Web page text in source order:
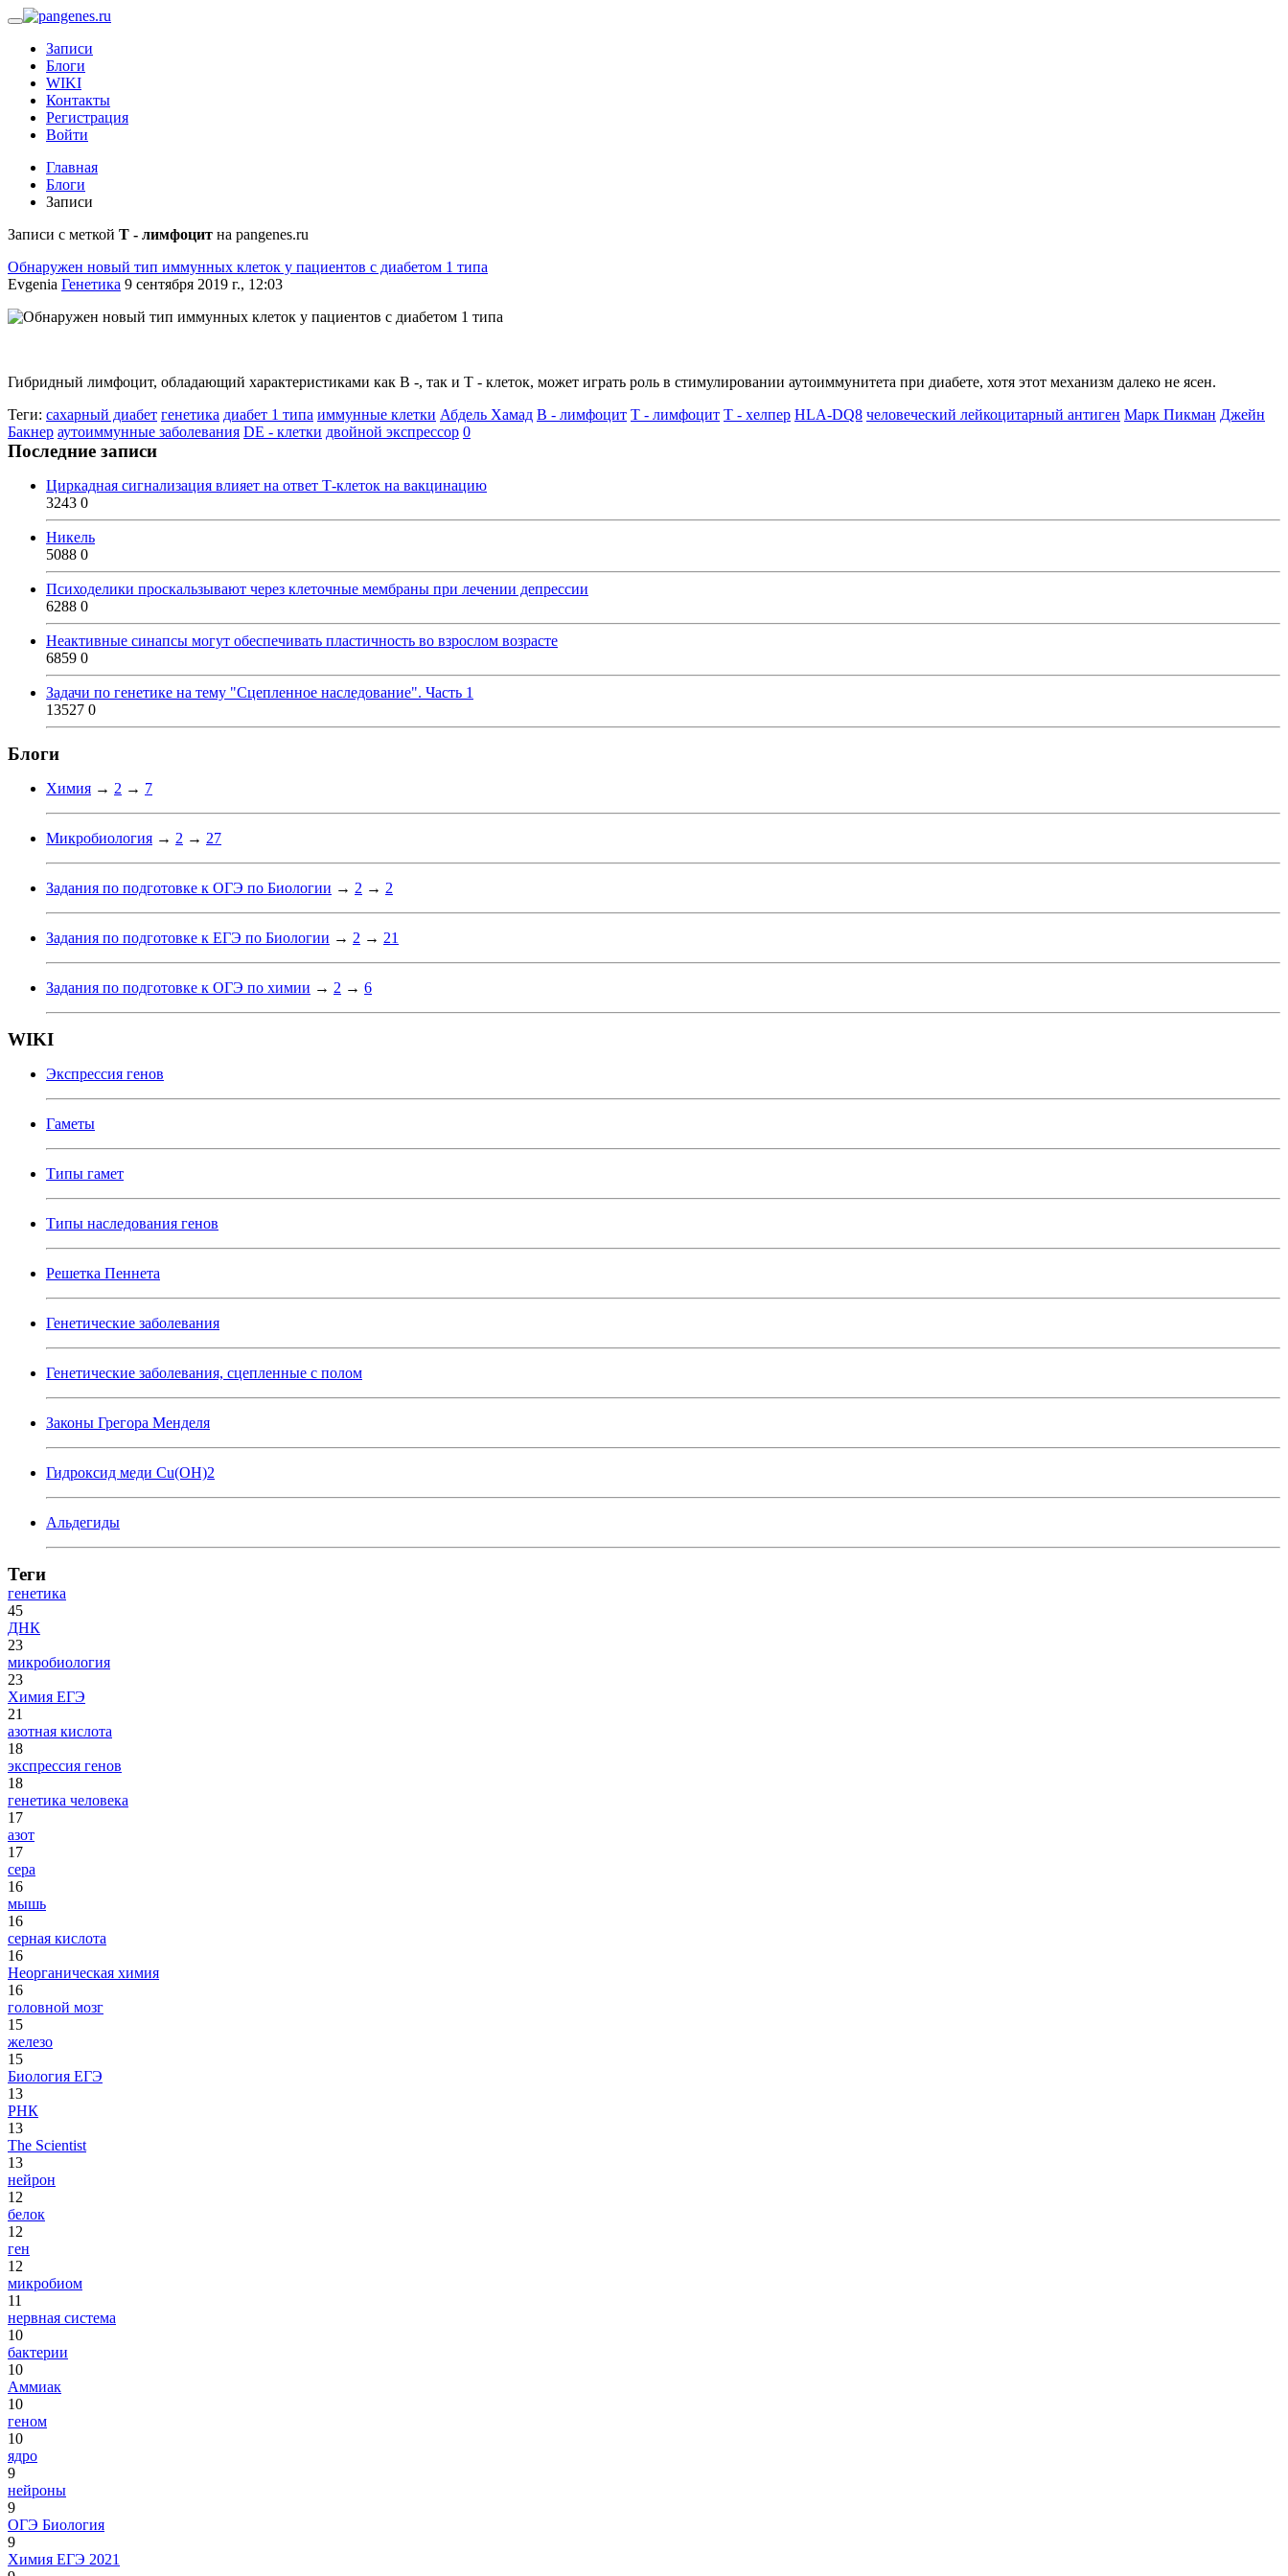
Записи
Блоги
WIKI
Контакты
Регистрация
Войти
Главная
Блоги
Записи
Записи с меткой Т - лимфоцит на pangenes.ru
Обнаружен новый тип иммунных клеток у пациентов с диабетом 1 типа
Evgenia Генетика 9 сентября 2019 г., 12:03
Гибридный лимфоцит, обладающий характеристиками как В -, так и Т - клеток, может играть роль в стимулировании аутоиммунитета при диабете, хотя этот механизм далеко не ясен.
Теги: сахарный диабет генетика диабет 1 типа иммунные клетки Абдель Хамад В - лимфоцит Т - лимфоцит Т - хелпер HLA-DQ8 человеческий лейкоцитарный антиген Марк Пикман Джейн
Бакнер аутоиммунные заболевания DE - клетки двойной экспрессор 0
Последние записи
Циркадная сигнализация влияет на ответ Т-клеток на вакцинацию
3243 0
Никель
5088 0
Психоделики проскальзывают через клеточные мембраны при лечении депрессии
6288 0
Неактивные синапсы могут обеспечивать пластичность во взрослом возрасте
6859 0
Задачи по генетике на тему "Сцепленное наследование". Часть 1
13527 0
Блоги
Химия → 2 → 7
Микробиология → 2 → 27
Задания по подготовке к ОГЭ по Биологии → 2 → 2
Задания по подготовке к ЕГЭ по Биологии → 2 → 21
Задания по подготовке к ОГЭ по химии → 2 → 6
WIKI
Экспрессия генов
Гаметы
Типы гамет
Типы наследования генов
Решетка Пеннета
Генетические заболевания
Генетические заболевания, сцепленные с полом
Законы Грегора Менделя
Гидроксид меди Cu(OH)2
Альдегиды
Теги
генетика
45
ДНК
23
микробиология
23
Химия ЕГЭ
21
азотная кислота
18
экспрессия генов
18
генетика человека
17
азот
17
сера
16
мышь
16
серная кислота
16
Неорганическая химия
16
головной мозг
15
железо
15
Биология ЕГЭ
13
РНК
13
The Scientist
13
нейрон
12
белок
12
ген
12
микробиом
11
нервная система
10
бактерии
10
Аммиак
10
геном
10
ядро
9
нейроны
9
ОГЭ Биология
9
Химия ЕГЭ 2021